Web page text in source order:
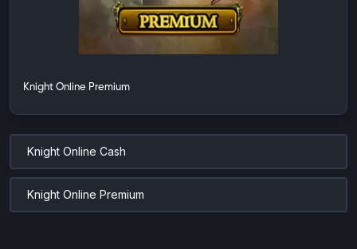
Knight Online Premium
Knight Online Cash
Knight Online Premium